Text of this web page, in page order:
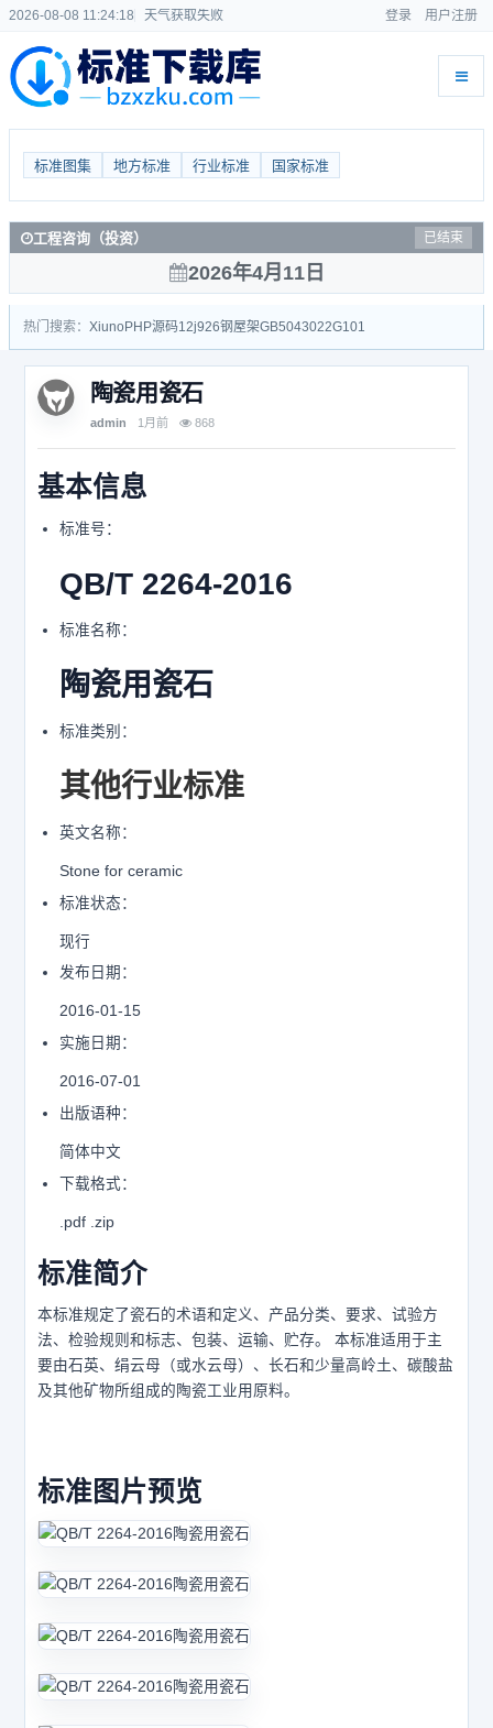
2026-08-08 11:24:18 天气获取失败 登录 用户注册
标准图集 地方标准 行业标准 国家标准
工程咨询（投资） 已结束
2026年4月11日
热门搜索： Xiuno PHP源码12j926钢屋架GB5043022G101
陶瓷用瓷石
admin 1月前 868
基本信息
标准号：
QB/T 2264-2016
标准名称：
陶瓷用瓷石
标准类别：
其他行业标准
英文名称：
Stone for ceramic
标准状态：
现行
发布日期：
2016-01-15
实施日期：
2016-07-01
出版语种：
简体中文
下载格式：
.pdf .zip
标准简介
本标准规定了瓷石的术语和定义、产品分类、要求、试验方
法、检验规则和标志、包装、运输、贮存。 本标准适用于主
要由石英、绢云母（或水云母）、长石和少量高岭土、碳酸盐
及其他矿物所组成的陶瓷工业用原料。
标准图片预览